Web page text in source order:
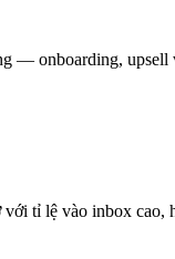
— onboarding, upsell
tỉ lệ vào inbox cao,